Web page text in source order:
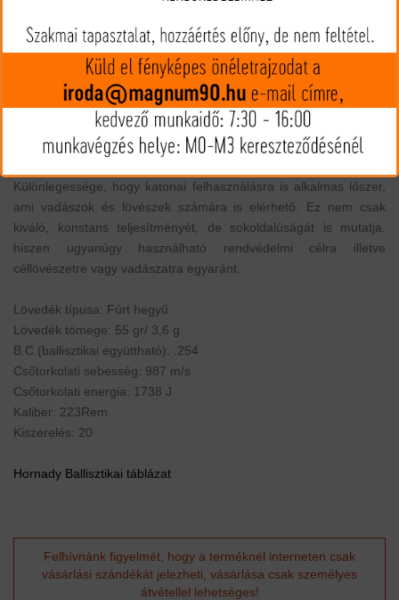
Kaliber: 223 Rem.
MIP kártya jóváírás: 32Kártyát igényelek
223Rem Frontier Hollow Point Match 55gr Hornady - 2018-ban
Különlegessége, hogy katonai felhasználásra is alkalmas lőszer,
ami vadászok és lövészek számára is elérhető. Ez nem csak
kiváló, konstans teljesítményét, de sokoldalúságát is mutatja,
hiszen ugyanúgy használható rendvédelmi célra illetve
céllövészetre vagy vadászatra egyaránt.
Lövedék típusa: Fúrt hegyű
Lövedék tömege: 55 gr/ 3,6 g
B.C.(ballisztikai együttható): .254
Csőtorkolati sebesség: 987 m/s
Csőtorkolati energia: 1738 J
Kaliber: 223Rem.
Kiszerelés: 20
Hornady Ballisztikai táblázat
Felhívnánk figyelmét, hogy a terméknél interneten csak
vásárlási szándékát jelezheti, vásárlása csak személyes
átvétellel lehetséges!